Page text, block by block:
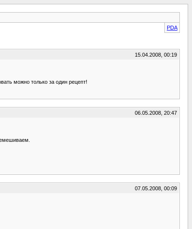
PDA
15.04.2008, 00:19
можно только за один рецепт!
06.05.2008, 20:47
07.05.2008, 00:09